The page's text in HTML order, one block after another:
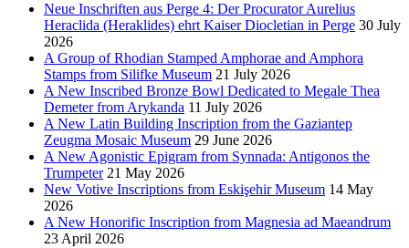
Neue Inschriften aus Perge 4: Der Procurator Aurelius
Heraclida (Heraklides) ehrt Kaiser Diocletian in Perge 30 July
2026
A Group of Rhodian Stamped Amphorae and Amphora
Stamps from Silifke Museum 21 July 2026
A New Inscribed Bronze Bowl Dedicated to Megale Thea
Demeter from Arykanda 11 July 2026
A New Latin Building Inscription from the Gaziantep
Zeugma Mosaic Museum 29 June 2026
A New Agonistic Epigram from Synnada: Antigonos the
Trumpeter 21 May 2026
New Votive Inscriptions from Eskişehir Museum 14 May
2026
A New Honorific Inscription from Magnesia ad Maeandrum
23 April 2026